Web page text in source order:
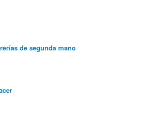
de segunda mano